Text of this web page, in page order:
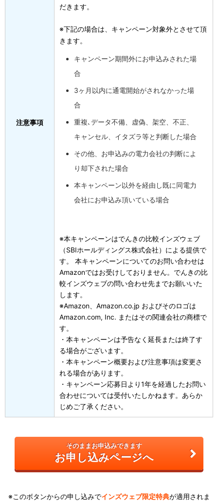
注意事項
だきます。
※下記の場合は、キャンペーン対象外とさせて頂
きます。
キャンペーン期間外にお申込みされた場
合
3ヶ月以内に通電開始がされなかった場
合
重複､データ不備、虚偽、架空、不正、
キャンセル、イタズラ等と判断した場合
その他、お申込みの電力会社の判断によ
り却下された場合
本キャンペーン以外を経由し既に同電力
会社にお申込み頂いている場合
※本キャンペーンはでんきの比較インズウェブ
（SBIホールディングス株式会社）による提供で
す。 本キャンペーンについてのお問い合わせは
Amazonではお受けしておりません。でんきの比
較インズウェブの問い合わせ先までお願いいた
します。
※Amazon、Amazon.co.jp およびそのロゴは
Amazon.com, Inc. またはその関連会社の商標で
す。
・本キャンペーンは予告なく延長または終了す
る場合がございます。
・本キャンペーン概要および注意事項は変更さ
れる場合があります。
・キャンペーン応募日より1年を経過したお問い
合わせについては受付いたしかねます。あらか
じめご了承ください。
そのままお申込みできます
お申し込みページへ
※このボタンからの申し込みでインズウェブ限定特典が適用されま